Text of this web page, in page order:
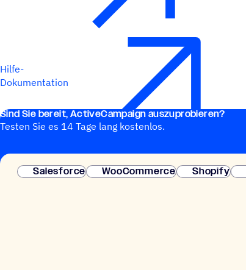
Hilfe-
Dokumentation
Sind Sie bereit, ActiveCampaign auszuprobieren?
Testen Sie es 14 Tage lang kostenlos.
Salesforce
WooCommerce Shopify